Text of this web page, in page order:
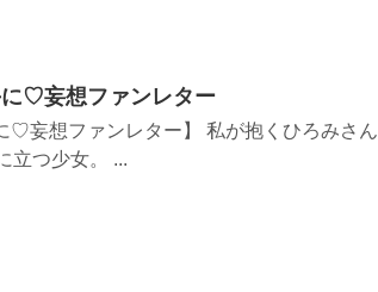
♡妄想ファンレター
♡妄想ファンレター】 私が抱くひろみさん
立つ少女。 ...